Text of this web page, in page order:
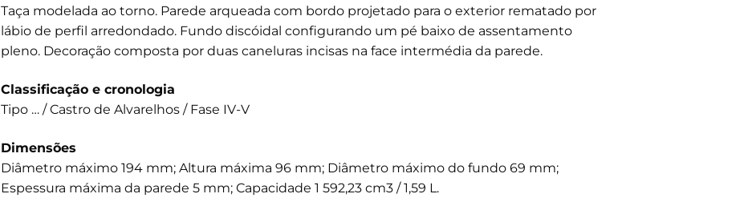
Taça modelada ao torno. Parede arqueada com bordo projetado para o exterior rematado por
lábio de perfil arredondado. Fundo discóidal configurando um pé baixo de assentamento
pleno. Decoração composta por duas caneluras incisas na face intermédia da parede.
Classificação e cronologia
Tipo … / Castro de Alvarelhos / Fase IV-V
Dimensões
Diâmetro máximo 194 mm; Altura máxima 96 mm; Diâmetro máximo do fundo 69 mm;
Espessura máxima da parede 5 mm; Capacidade 1 592,23 cm3 / 1,59 L.